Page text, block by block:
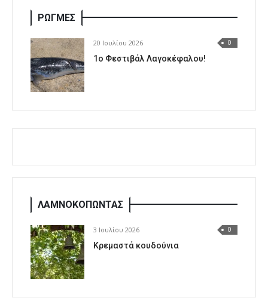
ΡΩΓΜΕΣ
20 Ιουλίου 2026 0
1o Φεστιβάλ Λαγοκέφαλου!
ΛΑΜΝΟΚΟΠΩΝΤΑΣ
3 Ιουλίου 2026 0
Κρεμαστά κουδούνια